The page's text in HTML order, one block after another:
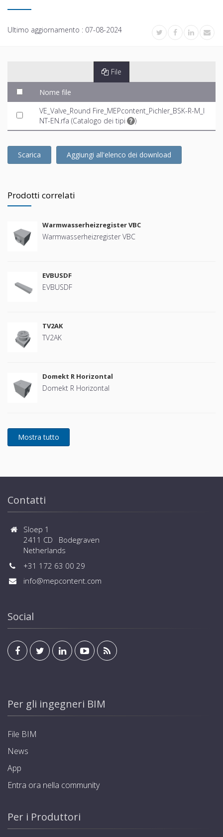
Ultimo aggiornamento : 07-08-2024
File
Nome file
VE_Valve_Round Fire_MEPcontent_Pichler_BSK-R-M_I
NT-EN.rfa (Catalogo dei tipi )
Scarica Aggiungi all'elenco dei download
Prodotti correlati
Warmwasserheizregister VBC
Warmwasserheizregister VBC
EVBUSDF
EVBUSDF
TV2AK
TV2AK
Domekt R Horizontal
Domekt R Horizontal
Contatti
Sloep 1
2411 CD Bodegraven
Netherlands
+31 172 63 00 29
info@mepcontent.com
Social
Per gli ingegneri BIM
File BIM
News
App
Entra ora nella community
Per i Produttori